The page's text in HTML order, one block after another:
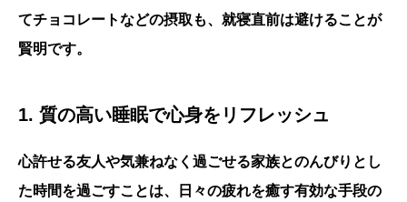
てチョコレートなどの摂取も、就寝直前は避けることが
賢明です。
1. 質の高い睡眠で心身をリフレッシュ
心許せる友人や気兼ねなく過ごせる家族とのんびりとし
た時間を過ごすことは、日々の疲れを癒す有効な手段の